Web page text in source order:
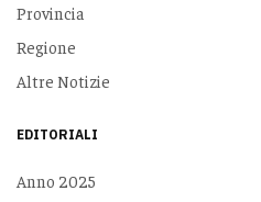
Provincia
Regione
Altre Notizie
EDITORIALI
Anno 2025